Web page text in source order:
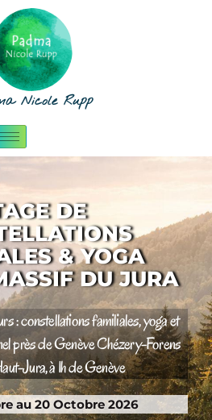
Nicole Rupp
DE
& YOGA
DU JURA
: constellations familiales, yoga et
près de Genève Chézery-Forens
Jura, à 1h de Genève
au 20 Octobre 2026